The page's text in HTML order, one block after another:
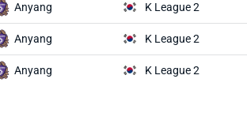
Anyang K League 2
Anyang K League 2
Anyang K League 2